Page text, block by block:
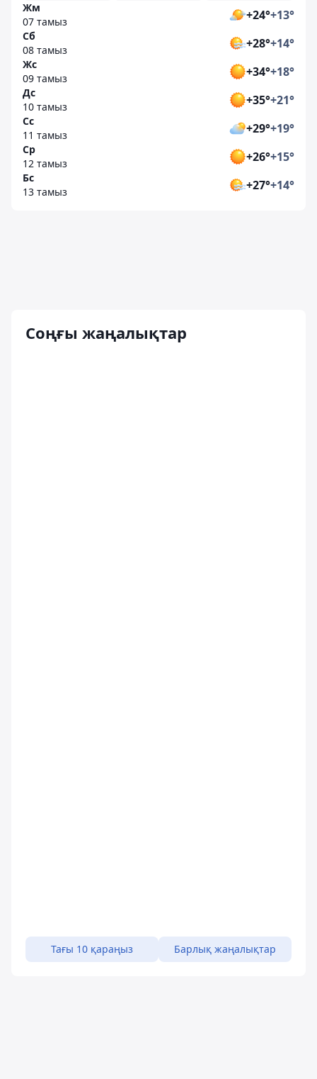
Жм
07 тамыз
+24°+13°
Сб
08 тамыз
+28°+14°
Жс
09 тамыз
+34°+18°
Дс
10 тамыз
+35°+21°
Сс
11 тамыз
+29°+19°
Ср
12 тамыз
+26°+15°
Бс
13 тамыз
+27°+14°
Соңғы жаңалықтар
Тағы 10 қараңыз Барлық жаңалықтар